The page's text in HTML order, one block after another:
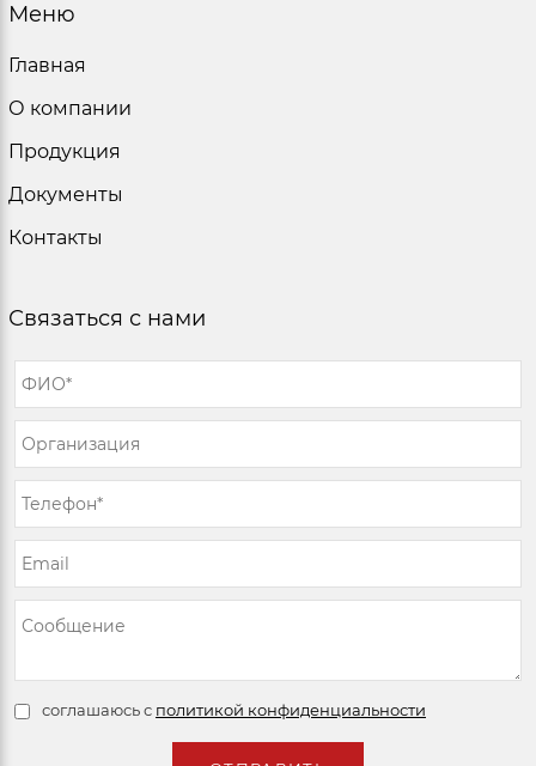
Меню
Главная
О компании
Продукция
Документы
Контакты
Связаться с нами
соглашаюсь с политикой конфиденциальности